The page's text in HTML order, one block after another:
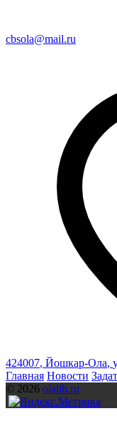
cbsola@mail.ru
424007, Йошкар-Ола,
Главная Новости
© 2026 olalib.ru